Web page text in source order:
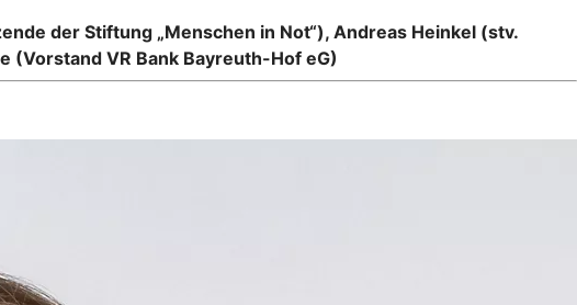
der Stiftung „Menschen in Not“), Andreas Heinkel (stv.
VR Bank Bayreuth-Hof eG)